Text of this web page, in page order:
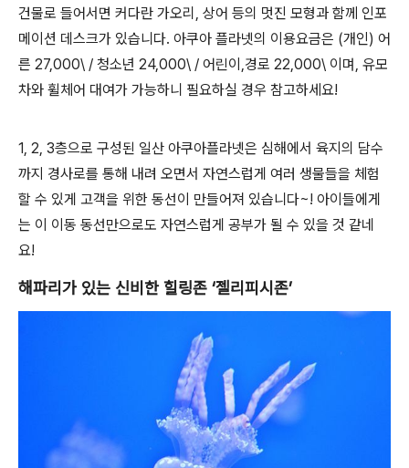
건물로 들어서면 커다란 가오리, 상어 등의 멋진 모형과 함께 인포
메이션 데스크가 있습니다. 아쿠아 플라넷의 이용요금은 (개인) 어
른 27,000\ / 청소년 24,000\ / 어린이,경로 22,000\ 이며, 유모
차와 휠체어 대여가 가능하니 필요하실 경우 참고하세요!
1, 2, 3층으로 구성된 일산 아쿠아플라넷은 심해에서 육지의 담수
까지 경사로를 통해 내려 오면서 자연스럽게 여러 생물들을 체험
할 수 있게 고객을 위한 동선이 만들어져 있습니다~! 아이들에게
는 이 이동 동선만으로도 자연스럽게 공부가 될 수 있을 것 같네
요!
해파리가 있는 신비한 힐링존 ‘젤리피시존’